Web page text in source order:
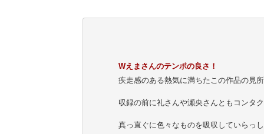
Wえまさんのテンポの良さ！
疾走感のある熱気に満ちたこの作品の見
収録の前に礼さんや瀬央さんともコンタ
真っ直ぐに色々なものを吸収していらっ